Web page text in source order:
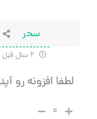
سحر
لطفا افزونه رو
۰